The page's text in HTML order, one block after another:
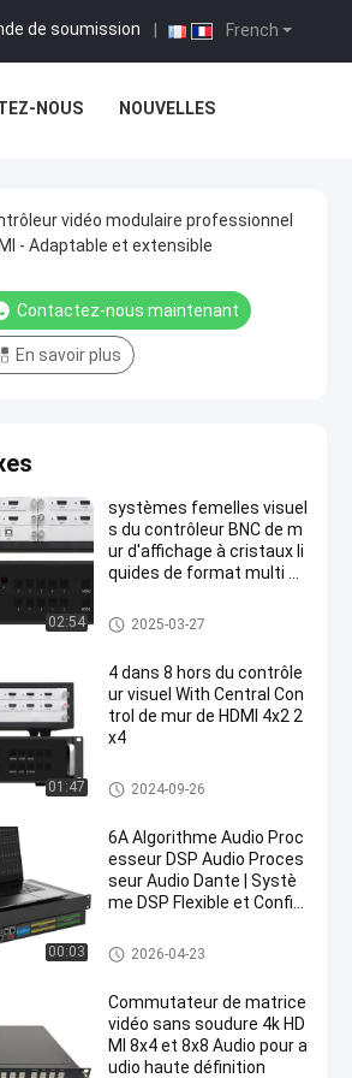
French
de soumission
NOUS NOUVELLES
vidéo modulaire professionnel
- Adaptable et extensible
Contactez-nous maintenant
En savoir plus
02:54
systèmes femelles visuel
s du contrôleur BNC de m
ur d'affichage à cristaux li
quides de format multi de
Contrôleur visuel de mur de H
DMI
2025-03-27
01:47
4 dans 8 hors du contrôle
ur visuel With Central Con
trol de mur de HDMI 4x2 2
x4
Contrôleur visuel modulaire de
mur
2024-09-26
00:03
6A Algorithme Audio Proc
esseur DSP Audio Proces
seur Audio Dante | Systè
me DSP Flexible et Config
Contrôleur audio Dante
2026-04-23
Commutateur de matrice
vidéo sans soudure 4k HD
MI 8x4 et 8x8 Audio pour a
udio haute définition